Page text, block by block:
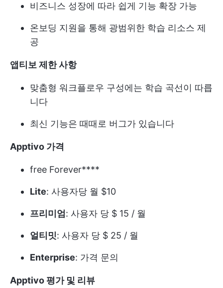
비즈니스 성장에 따라 쉽게 기능 확장 가능
온보딩 지원을 통해 광범위한 학습 리소스 제
공
앱티보 제한 사항
맞춤형 워크플로우 구성에는 학습 곡선이 따릅
니다
최신 기능은 때때로 버그가 있습니다
Apptivo 가격
free Forever****
Lite: 사용자당 월 $10
프리미엄 : 사용자 당 $ 15 / 월
얼티밋: 사용자 당 $ 25 / 월
Enterprise: 가격 문의
Apptivo 평가 및 리뷰